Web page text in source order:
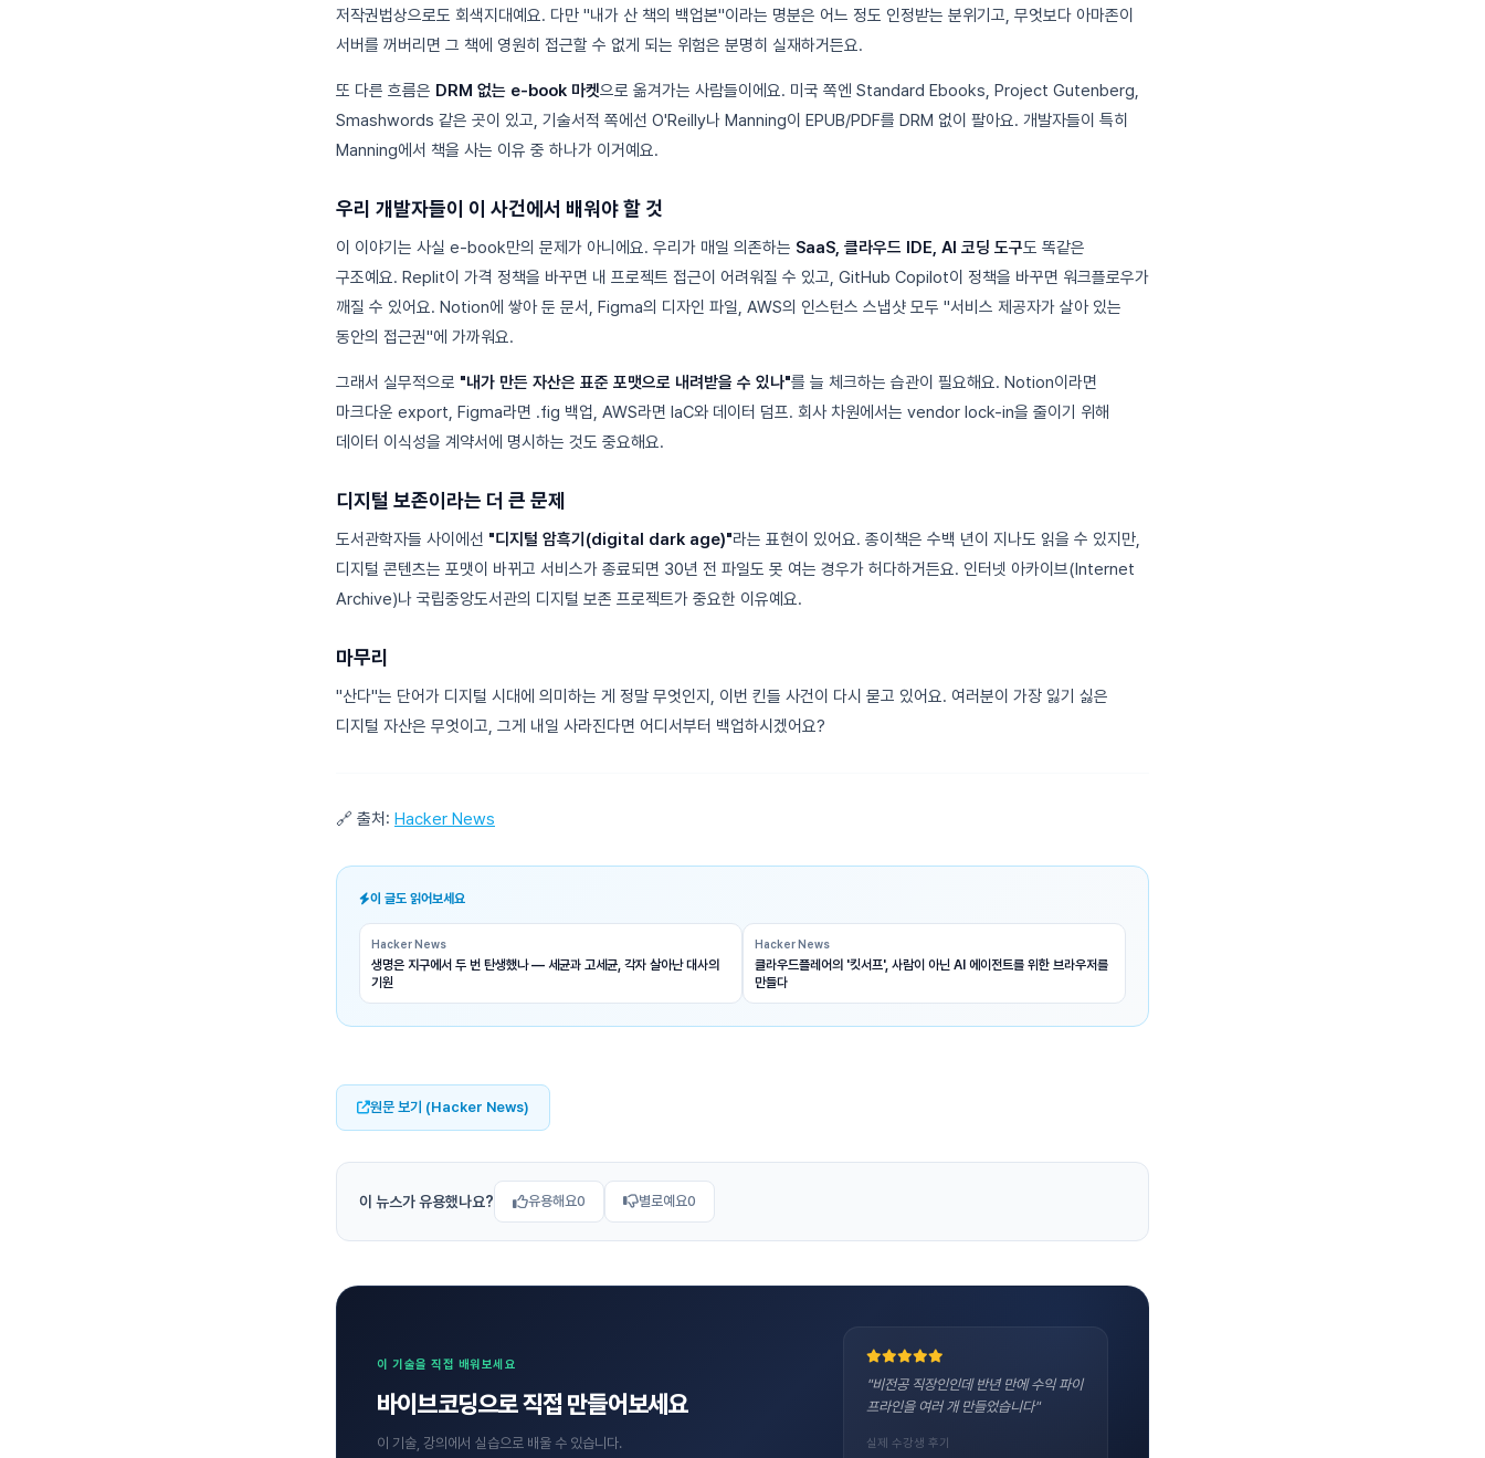
저작권법상으로도 회색지대예요. 다만 "내가 산 책의 백업본"이라는 명분은 어느 정도 인정받는 분위기고, 무엇보다 아마존이
서버를 꺼버리면 그 책에 영원히 접근할 수 없게 되는 위험은 분명히 실재하거든요.
또 다른 흐름은 DRM 없는 e-book 마켓으로 옮겨가는 사람들이에요. 미국 쪽엔 Standard Ebooks, Project Gutenberg,
Smashwords 같은 곳이 있고, 기술서적 쪽에선 O'Reilly나 Manning이 EPUB/PDF를 DRM 없이 팔아요. 개발자들이 특히
Manning에서 책을 사는 이유 중 하나가 이거예요.
우리 개발자들이 이 사건에서 배워야 할 것
이 이야기는 사실 e-book만의 문제가 아니에요. 우리가 매일 의존하는 SaaS, 클라우드 IDE, AI 코딩 도구도 똑같은
구조예요. Replit이 가격 정책을 바꾸면 내 프로젝트 접근이 어려워질 수 있고, GitHub Copilot이 정책을 바꾸면 워크플로우가
깨질 수 있어요. Notion에 쌓아 둔 문서, Figma의 디자인 파일, AWS의 인스턴스 스냅샷 모두 "서비스 제공자가 살아 있는
동안의 접근권"에 가까워요.
그래서 실무적으로 "내가 만든 자산은 표준 포맷으로 내려받을 수 있나"를 늘 체크하는 습관이 필요해요. Notion이라면
마크다운 export, Figma라면 .fig 백업, AWS라면 IaC와 데이터 덤프. 회사 차원에서는 vendor lock-in을 줄이기 위해
데이터 이식성을 계약서에 명시하는 것도 중요해요.
디지털 보존이라는 더 큰 문제
도서관학자들 사이에선 "디지털 암흑기(digital dark age)"라는 표현이 있어요. 종이책은 수백 년이 지나도 읽을 수 있지만,
디지털 콘텐츠는 포맷이 바뀌고 서비스가 종료되면 30년 전 파일도 못 여는 경우가 허다하거든요. 인터넷 아카이브(Internet
Archive)나 국립중앙도서관의 디지털 보존 프로젝트가 중요한 이유예요.
마무리
"산다"는 단어가 디지털 시대에 의미하는 게 정말 무엇인지, 이번 킨들 사건이 다시 묻고 있어요. 여러분이 가장 잃기 싫은
디지털 자산은 무엇이고, 그게 내일 사라진다면 어디서부터 백업하시겠어요?
🔗 출처: Hacker News
이 글도 읽어보세요
Hacker News
생명은 지구에서 두 번 탄생했나 — 세균과 고세균, 각자 살아난 대사의
기원
Hacker News
클라우드플레어의 '킷서프', 사람이 아닌 AI 에이전트를 위한 브라우저를
만들다
원문 보기 (Hacker News)
이 뉴스가 유용했나요? 유용해요0 별로예요0
이 기술을 직접 배워보세요
바이브코딩으로 직접 만들어보세요
이 기술, 강의에서 실습으로 배울 수 있습니다.
"비전공 직장인인데 반년 만에 수익 파이
프라인을 여러 개 만들었습니다"
실제 수강생 후기